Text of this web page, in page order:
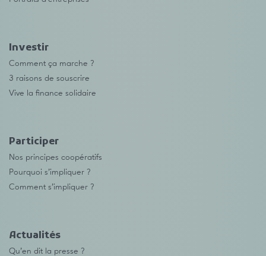
Investir
Comment ça marche ?
3 raisons de souscrire
Vive la finance solidaire
Participer
Nos principes coopératifs
Pourquoi s’impliquer ?
Comment s’impliquer ?
Actualités
Qu’en dit la presse ?